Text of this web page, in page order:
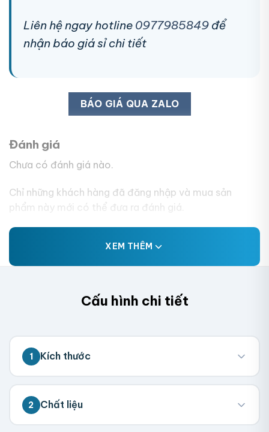
Liên hệ ngay hotline 0977985849 để
nhận báo giá sỉ chi tiết
BÁO GIÁ QUA ZALO
Đánh giá
Chưa có đánh giá nào.
Chỉ những khách hàng đã đăng nhập và mua sản
phẩm này mới có thể đưa ra đánh giá.
XEM THÊM
Cấu hình chi tiết
1 Kích thước
💡 Đo kích thước bên trong hộp (nơi chứa
sản phẩm). Chúng tôi sẽ tính toán kích
thước tổng thể.
2 Chất liệu